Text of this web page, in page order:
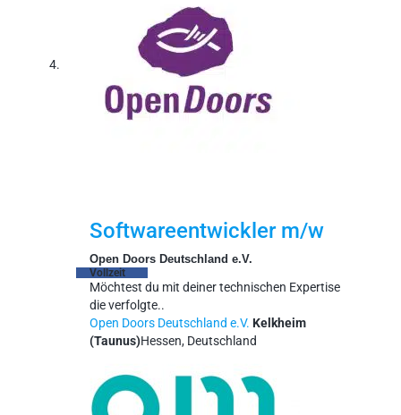
Softwareentwickler m/w
Open Doors Deutschland e.V.
Vollzeit
Möchtest du mit deiner technischen Expertise
die verfolgte..
Open Doors Deutschland e.V. Kelkheim
(Taunus)Hessen, Deutschland